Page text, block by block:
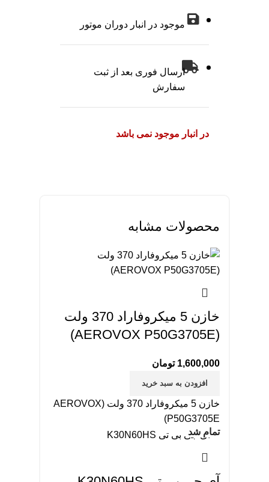
موجود در انبار دوران موتور
ارسال فوری بعد از ثبت
سفارش
در انبار موجود نمی باشد
محصولات مشابه
خازن 5 میکروفاراد 370 ولت
(AEROVOX P50G3705E)
1,600,000 تومان
افزودن به سبد خرید
خازن 5 میکروفاراد 370 ولت (AEROVOX
P50G3705E)
تمام شد